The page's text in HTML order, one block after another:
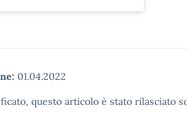
01.04.2022
questo articolo è stato rilasciato